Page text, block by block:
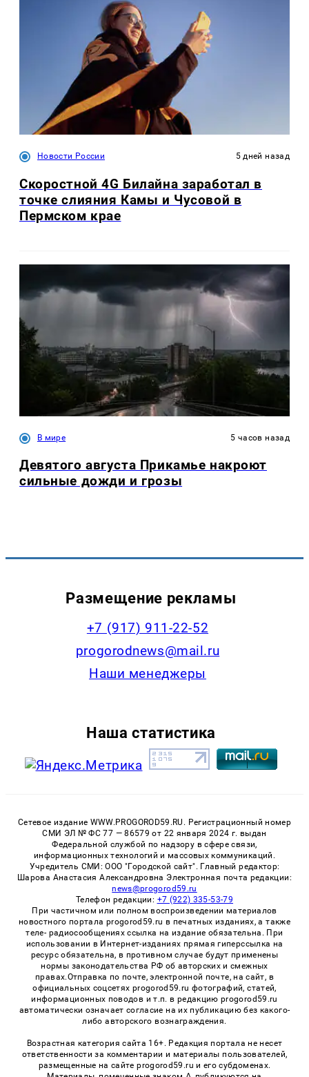
Новости России 5 дней назад
Скоростной 4G Билайна заработал в
точке слияния Камы и Чусовой в
Пермском крае
В мире 5 часов назад
Девятого августа Прикамье накроют
сильные дожди и грозы
Размещение рекламы
+7 (917) 911-22-52
progorodnews@mail.ru
Наши менеджеры
Наша статистика
Сетевое издание WWW.PROGOROD59.RU. Регистрационный номер
СМИ ЭЛ № ФС 77 — 86579 от 22 января 2024 г. выдан
Федеральной службой по надзору в сфере связи,
информационных технологий и массовых коммуникаций.
Учредитель СМИ: ООО "Городской сайт". Главный редактор:
Шарова Анастасия Александровна Электронная почта редакции:
news@progorod59.ru
Телефон редакции: +7 (922) 335-53-79
При частичном или полном воспроизведении материалов
новостного портала progorod59.ru в печатных изданиях, а также
теле- радиосообщениях ссылка на издание обязательна. При
использовании в Интернет-изданиях прямая гиперссылка на
ресурс обязательна, в противном случае будут применены
нормы законодательства РФ об авторских и смежных
правах.Отправка по почте, электронной почте, на сайт, в
официальных соцсетях progorod59.ru фотографий, статей,
информационных поводов и т.п. в редакцию progorod59.ru
автоматически означает согласие на их публикацию без какого-
либо авторского вознаграждения.
Возрастная категория сайта 16+. Редакция портала не несет
ответственности за комментарии и материалы пользователей,
размещенные на сайте progorod59.ru и его субдоменах.